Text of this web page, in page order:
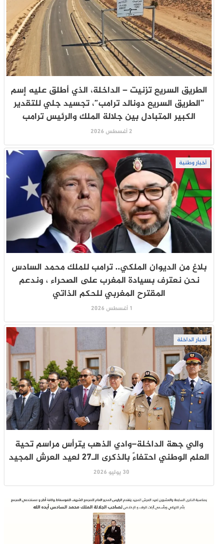
الطريق السريع تزنيت – الداخلة، الذي أطلق عليه إسم
“الطريق السريع دونالد ترامب”، تجسيد جلي للتقدير
الكبير المتبادل بين جلالة الملك والرئيس ترامب
2 أغسطس 2026
أخبار وطنية
بلاغ من الديوان الملكي.. ترامب للملك محمد السادس
نحن نعترف بسيادة المغرب على الصحراء ، وندعم
المقترح المغربي للحكم الذاتي
1 أغسطس 2026
أخبار الداخلة
والي جهة الداخلة–وادي الذهب يترأس مراسم تحية
العلم الوطني احتفاءً بالذكرى الـ27 لعيد العرش المجيد
30 يوليو 2026